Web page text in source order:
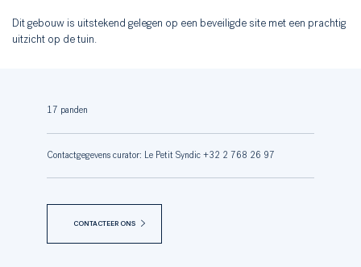
Dit gebouw is uitstekend gelegen op een beveiligde site met een prachtig
uitzicht op de tuin.
17 panden
Contactgegevens curator: Le Petit Syndic +32 2 768 26 97
CONTACTEER ONS